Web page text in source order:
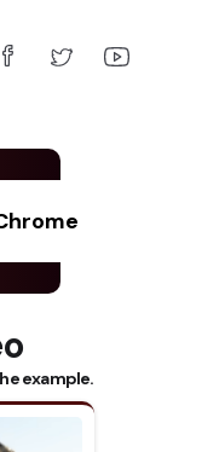
example.